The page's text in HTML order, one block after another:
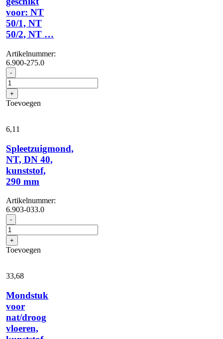
voor: NT
50/1, NT
50/2, NT …
Artikelnummer:
6.900-275.0
- Zuigbuis,
NT,
DN
40,
lengte
mm,
staal
verchroomd,
geschikt
voor:
NT
50/1,
NT
50/2,
NT
...
aantal
+
Toevoegen
6,11
Spleetzuigmond,
NT, DN 40,
kunststof,
290 mm
Artikelnummer:
6.903-033.0
- Spleetzuigmond,
NT,
DN
40,
kunststof,
mm
aantal
+
Toevoegen
33,68
Mondstuk
voor
nat/droog
vloeren,